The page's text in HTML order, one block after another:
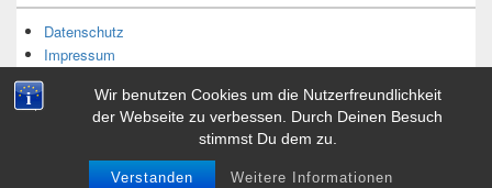
Wir benutzen Cookies um die Nutzerfreundlichkeit
der Webseite zu verbessen. Durch Deinen Besuch
stimmst Du dem zu.
Verstanden Weitere Informationen
Datenschutz
Impressum
Theme: Catch Box byCatch Themes